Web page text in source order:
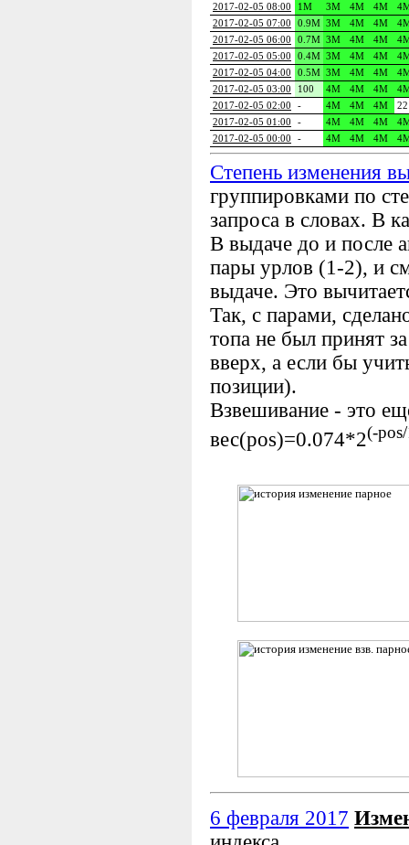
2017-02-05 08:00
1M 3M 4M 4M
2017-02-05 07:00
0.9M 3M 4M 4M
2017-02-05 06:00
0.7M 3M 4M 4M
2017-02-05 05:00
0.4M 3M 4M 4M
2017-02-05 04:00
0.5M 3M 4M 4M
2017-02-05 03:00
100 4M 4M 4M
2017-02-05 02:00
- 4M 4M 4M
22
2017-02-05 01:00
- 4M 4M 4M
2017-02-05 00:00
- 4M 4M 4M
Степень изменения
группировками по
запроса в словах. В
В выдаче до и после
пары урлов (1-2), и
выдаче. Это
Так, с парами,
топа не был принят
вверх, а если бы
позиции).
Взвешивание - это
вес(pos)=0.074*2(-
6 февраля 2017